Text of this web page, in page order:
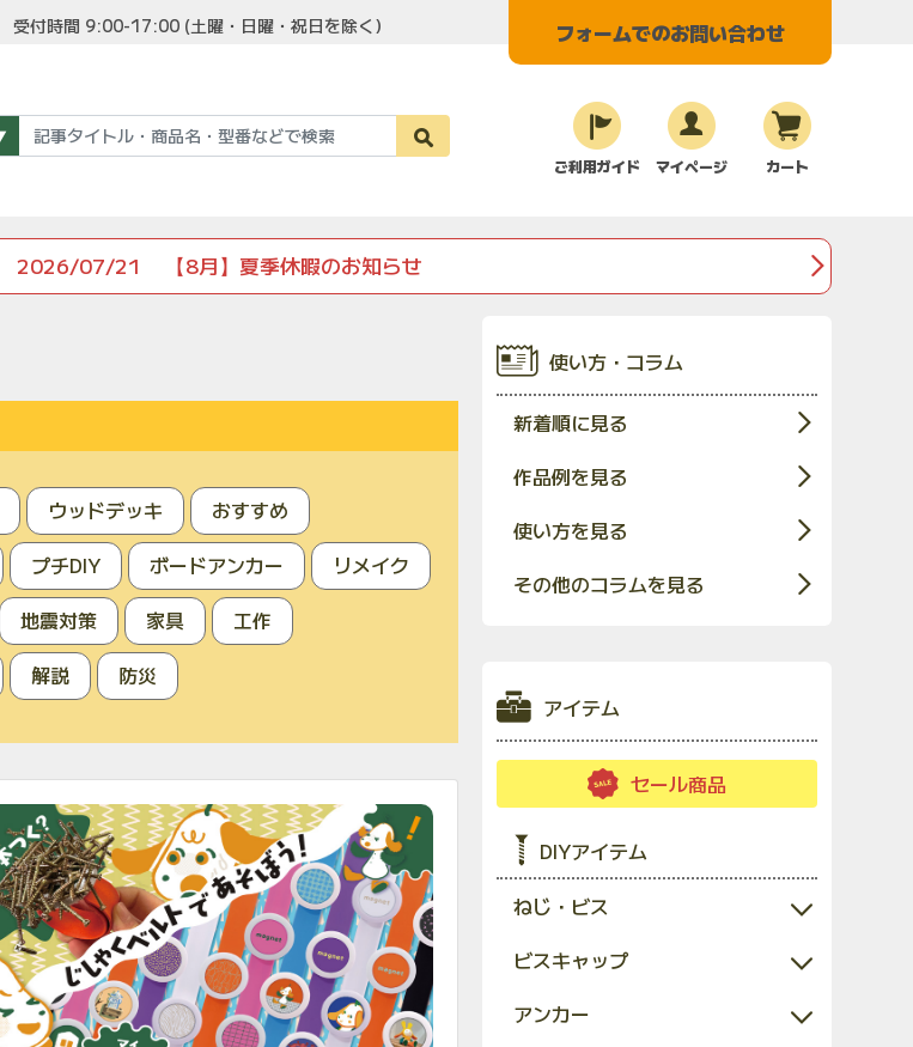
受付時間 9:00-17:00 (土曜・日曜・祝日を除く） フォームでのお問い合わせ
ご利用ガイド マイページ カート
2026/07/21 【8月】夏季休暇のお知らせ
ウッドデッキ
おすすめ
プチDIY ボードアンカー
リメイク
地震対策 家具
工作
解説 防災
使い方・コラム
新着順に見る
作品例を見る
使い方を見る
その他のコラムを見る
アイテム
セール商品
DIYアイテム
ねじ・ビス
ビスキャップ
アンカー